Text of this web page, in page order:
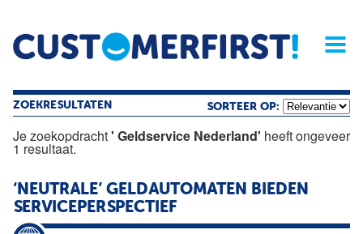
Home Opinie Archief
Magazine
ZOEKRESULTATEN SORTEER OP:
Je zoekopdracht' Geldservice Nederland' heeft ongeveer
1 resultaat.
‘NEUTRALE’ GELDAUTOMATEN BIEDEN
SERVICEPERSPECTIEF